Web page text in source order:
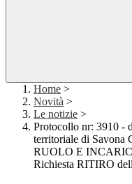
Home >
Novità >
Le notizie >
Protocollo nr: 3910 -
territoriale di
RUOLO E
Richiesta RITIRO